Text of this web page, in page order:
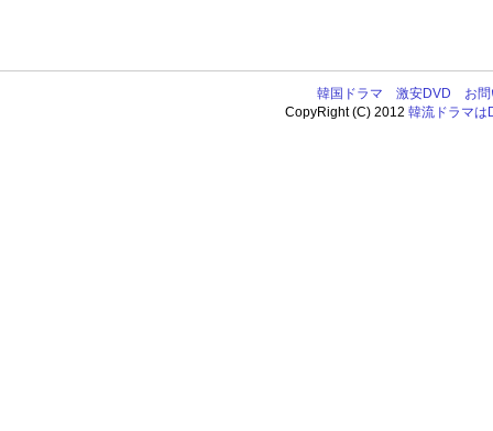
韓国ドラマ 激安DVD
お
CopyRight (C) 2012韓流ドラマは